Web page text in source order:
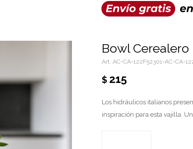
Bowl
AC-CA-122F52301-AC-CA-
$ 215
Los hidráulicos italianos
inspiración para esta vajilla.